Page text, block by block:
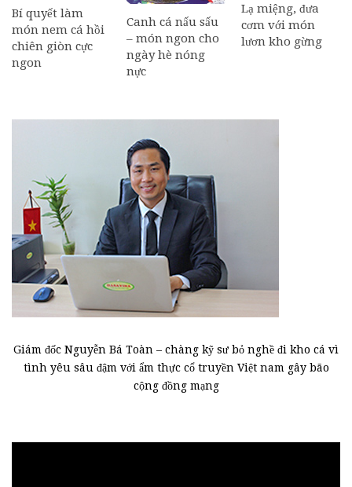
Bí quyết làm
món nem cá hồi
chiên giòn cực
ngon
Canh cá nấu sấu
– món ngon cho
ngày hè nóng
nực
Lạ miệng, đưa
cơm với món
lươn kho gừng
Giám đốc Nguyễn Bá Toàn – chàng kỹ sư bỏ nghề đi kho cá vì
tình yêu sâu đậm với ẩm thực cổ truyền Việt nam gây bão
cộng đồng mạng